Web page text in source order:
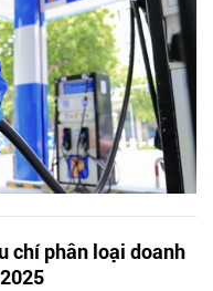
chí phân loại doanh